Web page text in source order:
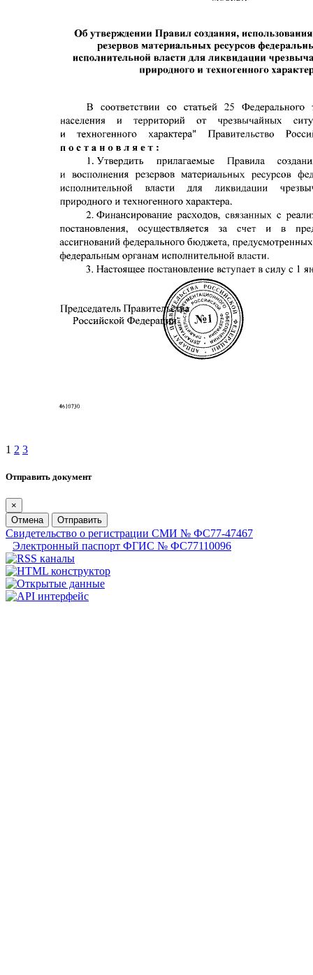
1 2 3
Отправить документ
×
Отмена
Отправить
Свидетельство о регистрации СМИ № ФС77-47467
Электронный паспорт ФГИС № ФС77110096